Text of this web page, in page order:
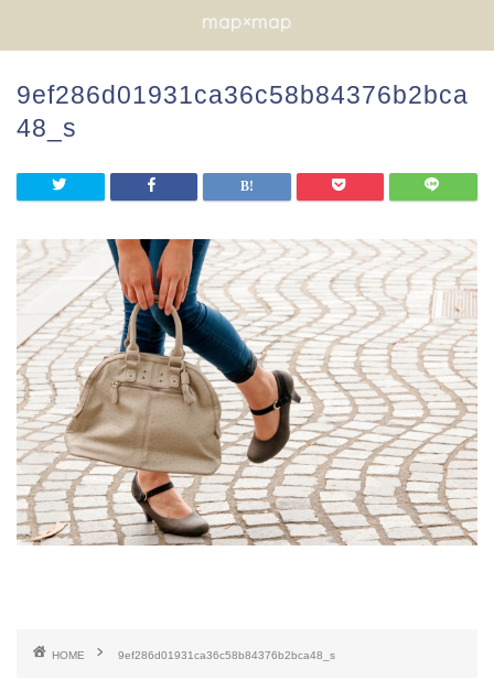
map×map
9ef286d01931ca36c58b84376b2bca
48_s
HOME 9ef286d01931ca36c58b84376b2bca48_s